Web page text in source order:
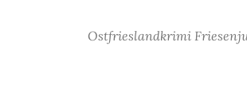
Ostfrieslandkrimi